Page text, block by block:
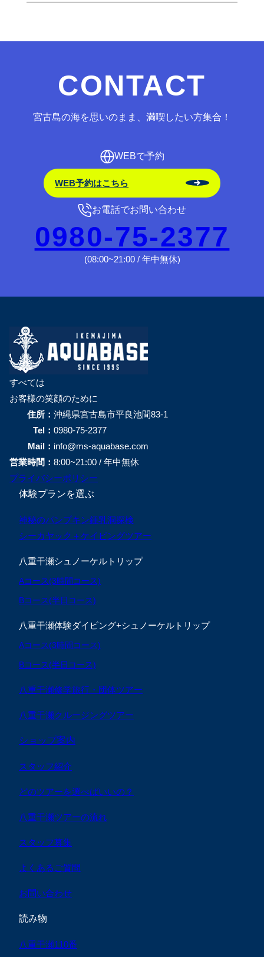
CONTACT
宮古島の海を思いのまま、満喫したい方集合！
WEBで予約
WEB予約はこちら
お電話でお問い合わせ
0980-75-2377
(08:00~21:00 / 年中無休)
すべては
お客様の笑顔のために
住所： 沖縄県宮古島市平良池間83-1
Tel： 0980-75-2377
Mail： info@ms-aquabase.com
営業時間： 8:00~21:00 / 年中無休
プライバシーポリシー
体験プランを選ぶ
神秘のパンプキン鍾乳洞探検
シーカヤック＋ケイビングツアー
八重干瀬シュノーケルトリップ
Aコース(3時間コース)
Bコース(半日コース)
八重干瀬体験ダイビング+シュノーケルトリップ
Aコース(3時間コース)
Bコース(半日コース)
八重干瀬修学旅行・団体ツアー
八重干瀬クルージングツアー
ショップ案内
スタッフ紹介
どのツアーを選べばいいの？
八重干瀬ツアーの流れ
スタッフ募集
よくあるご質問
お問い合わせ
読み物
八重干瀬110番